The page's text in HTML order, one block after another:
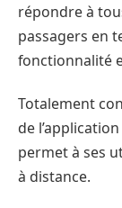
répondre à
passagers en
fonctionnalité
Totalement
de
permet à ses
à distance.